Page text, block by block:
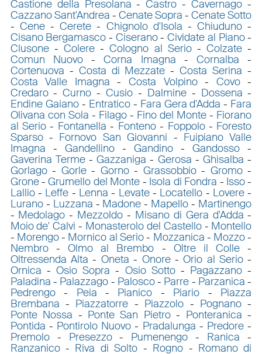
Castione della Presolana -Castro -Cavernago -
Cazzano Sant'Andrea - Cenate Sopra -Cenate Sotto
- Cene-Cerete - Chignolo d'Isola -Chiuduno -
Cisano Bergamasco - Ciserano-Cividate al Piano-
Clusone- Colere-Cologno al Serio-Colzate -
Comun Nuovo-Corna Imagna -Cornalba -
Cortenuova - Costa di Mezzate -Costa Serina -
Costa Valle Imagna - Costa Volpino- Covo-
Credaro-Curno -Cusio - Dalmine- Dossena -
Endine Gaiano- Entratico- Fara Gera d'Adda - Fara
Olivana con Sola - Filago- Fino del Monte - Fiorano
al Serio- Fontanella - Fonteno- Foppolo- Foresto
Sparso- Fornovo San Giovanni - Fuipiano Valle
Imagna - Gandellino-Gandino -Gandosso -
Gaverina Terme-Gazzaniga - Gerosa -Ghisalba -
Gorlago- Gorle- Gorno- Grassobbio- Gromo-
Grone-Grumello del Monte - Isola di Fondra - Isso-
Lallio- Leffe - Lenna - Levate- Locatello - Lovere -
Lurano- Luzzana - Madone - Mapello - Martinengo
- Medolago - Mezzoldo - Misano di Gera d'Adda -
Moio de' Calvi - Monasterolo del Castello- Montello
- Morengo- Mornico al Serio- Mozzanica - Mozzo-
Nembro- Olmo al Brembo - Oltre il Colle -
Oltressenda Alta - Oneta - Onore-Orio al Serio -
Ornica - Osio Sopra - Osio Sotto- Pagazzano -
Paladina - Palazzago - Palosco- Parre - Parzanica -
Pedrengo- Peia - Pianico - Piario - Piazza
Brembana - Piazzatorre - Piazzolo - Pognano -
Ponte Nossa - Ponte San Pietro- Ponteranica -
Pontida - Pontirolo Nuovo - Pradalunga - Predore -
Premolo- Presezzo- Pumenengo - Ranica -
Ranzanico- Riva di Solto - Rogno - Romano di